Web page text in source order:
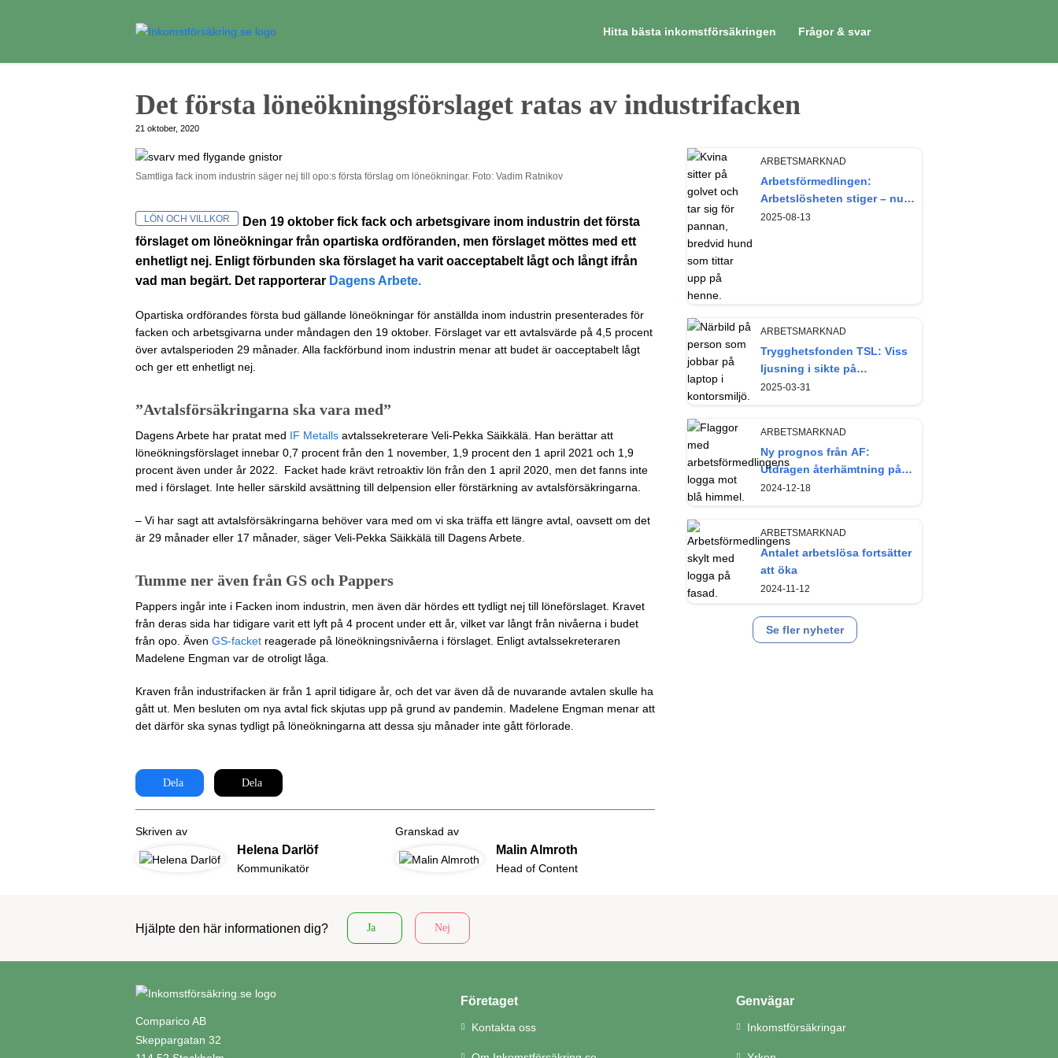
Hitta bästa inkomstförsäkringen Frågor & svar
Det första löneökningsförslaget ratas av industrifacken
21 oktober, 2020
Samtliga fack inom industrin säger nej till opo:s första förslag om löneökningar. Foto: Vadim Ratnikov
LÖN OCH VILLKOR
Den 19 oktober fick fack och arbetsgivare inom industrin det första
förslaget om löneökningar från opartiska ordföranden, men förslaget möttes med ett
enhetligt nej. Enligt förbunden ska förslaget ha varit oacceptabelt lågt och långt ifrån
vad man begärt. Det rapporterar Dagens Arbete.
Opartiska ordförandes första bud gällande löneökningar för anställda inom industrin presenterades för
facken och arbetsgivarna under måndagen den 19 oktober. Förslaget var ett avtalsvärde på 4,5 procent
över avtalsperioden 29 månader. Alla fackförbund inom industrin menar att budet är oacceptabelt lågt
och ger ett enhetligt nej.
”Avtalsförsäkringarna ska vara med”
Dagens Arbete har pratat med IF Metalls avtalssekreterare Veli-Pekka Säikkälä. Han berättar att
löneökningsförslaget innebar 0,7 procent från den 1 november, 1,9 procent den 1 april 2021 och 1,9
procent även under år 2022. Facket hade krävt retroaktiv lön från den 1 april 2020, men det fanns inte
med i förslaget. Inte heller särskild avsättning till delpension eller förstärkning av avtalsförsäkringarna.
– Vi har sagt att avtalsförsäkringarna behöver vara med om vi ska träffa ett längre avtal, oavsett om det
är 29 månader eller 17 månader, säger Veli-Pekka Säikkälä till Dagens Arbete.
Tumme ner även från GS och Pappers
Pappers ingår inte i Facken inom industrin, men även där hördes ett tydligt nej till löneförslaget. Kravet
från deras sida har tidigare varit ett lyft på 4 procent under ett år, vilket var långt från nivåerna i budet
från opo. Även GS-facket reagerade på löneökningsnivåerna i förslaget. Enligt avtalssekreteraren
Madelene Engman var de otroligt låga.
Kraven från industrifacken är från 1 april tidigare år, och det var även då de nuvarande avtalen skulle ha
gått ut. Men besluten om nya avtal fick skjutas upp på grund av pandemin. Madelene Engman menar att
det därför ska synas tydligt på löneökningarna att dessa sju månader inte gått förlorade.
ARBETSMARKNAD
Arbetsförmedlingen:
Arbetslösheten stiger – nu
något mer bland kvinnor
2025-08-13
ARBETSMARKNAD
Trygghetsfonden TSL: Viss
ljusning i sikte på
arbetsmarknaden
2025-03-31
ARBETSMARKNAD
Ny prognos från AF:
Utdragen återhämtning på
arbetsmarknaden
2024-12-18
ARBETSMARKNAD
Antalet arbetslösa fortsätter
att öka
2024-11-12
Se fler nyheter
Dela Dela
Skriven av
Helena Darlöf
Kommunikatör
Granskad av
Malin Almroth
Head of Content
Hjälpte den här informationen dig? Ja Nej
Comparico AB
Skeppargatan 32
Företaget
Kontakta oss
Genvägar
Inkomstförsäkringar